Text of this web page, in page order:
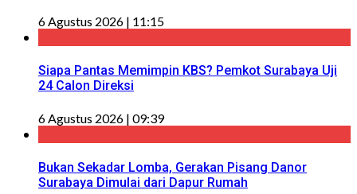
6 Agustus 2026 | 11:15
Siapa Pantas Memimpin KBS? Pemkot Surabaya Uji
24 Calon Direksi
6 Agustus 2026 | 09:39
Bukan Sekadar Lomba, Gerakan Pisang Danor
Surabaya Dimulai dari Dapur Rumah